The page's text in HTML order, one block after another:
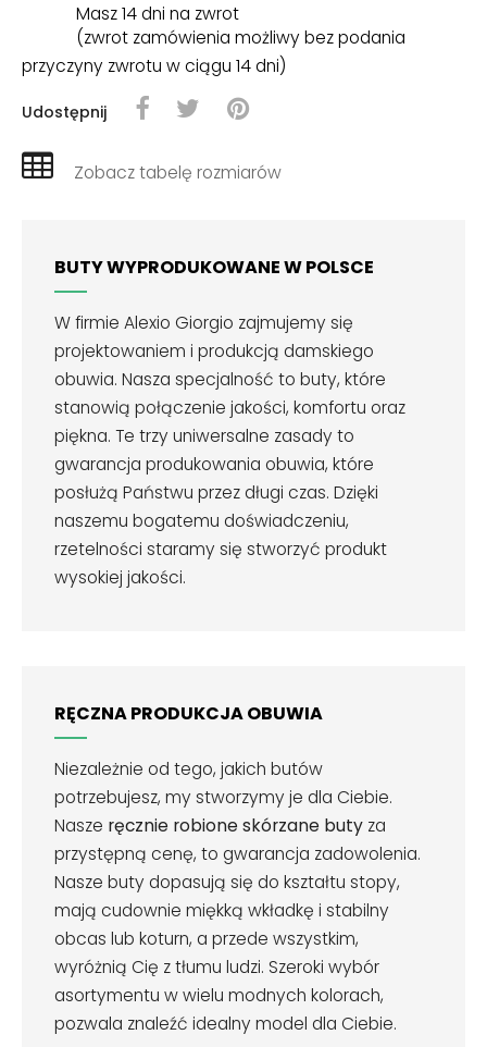
Masz 14 dni na zwrot
(zwrot zamówienia możliwy bez podania
przyczyny zwrotu w ciągu 14 dni)
Udostępnij
Zobacz tabelę rozmiarów
BUTY WYPRODUKOWANE W POLSCE
W firmie Alexio Giorgio zajmujemy się
projektowaniem i produkcją damskiego
obuwia. Nasza specjalność to buty, które
stanowią połączenie jakości, komfortu oraz
piękna. Te trzy uniwersalne zasady to
gwarancja produkowania obuwia, które
posłużą Państwu przez długi czas. Dzięki
naszemu bogatemu doświadczeniu,
rzetelności staramy się stworzyć produkt
wysokiej jakości.
RĘCZNA PRODUKCJA OBUWIA
Niezależnie od tego, jakich butów
potrzebujesz, my stworzymy je dla Ciebie.
Nasze ręcznie robione skórzane buty za
przystępną cenę, to gwarancja zadowolenia.
Nasze buty dopasują się do kształtu stopy,
mają cudownie miękką wkładkę i stabilny
obcas lub koturn, a przede wszystkim,
wyróżnią Cię z tłumu ludzi. Szeroki wybór
asortymentu w wielu modnych kolorach,
pozwala znaleźć idealny model dla Ciebie.